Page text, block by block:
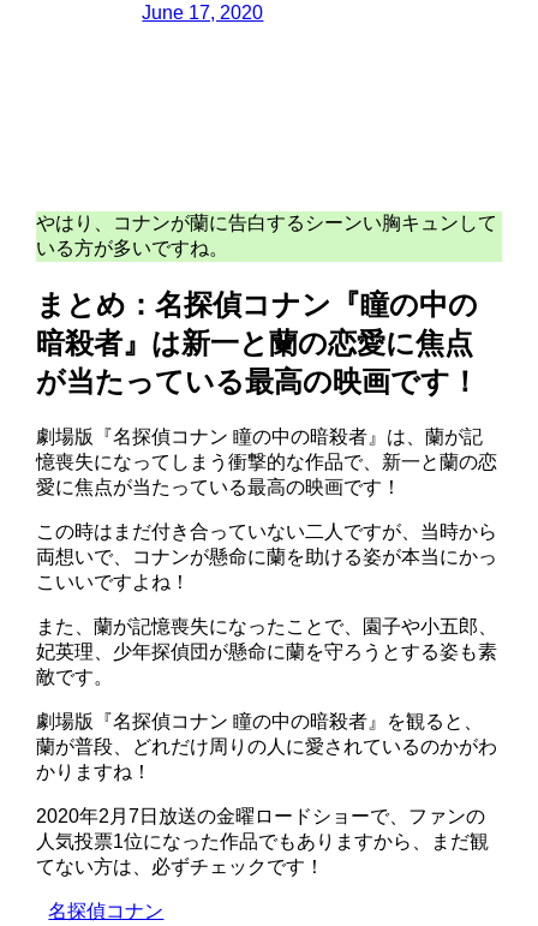
June 17, 2020
やはり、コナンが蘭に告白するシーンい胸キュンして
いる方が多いですね。
まとめ：名探偵コナン『瞳の中の
暗殺者』は新一と蘭の恋愛に焦点
が当たっている最高の映画です！
劇場版『名探偵コナン 瞳の中の暗殺者』は、蘭が記
憶喪失になってしまう衝撃的な作品で、新一と蘭の恋
愛に焦点が当たっている最高の映画です！
この時はまだ付き合っていない二人ですが、当時から
両想いで、コナンが懸命に蘭を助ける姿が本当にかっ
こいいですよね！
また、蘭が記憶喪失になったことで、園子や小五郎、
妃英理、少年探偵団が懸命に蘭を守ろうとする姿も素
敵です。
劇場版『名探偵コナン 瞳の中の暗殺者』を観ると、
蘭が普段、どれだけ周りの人に愛されているのかがわ
かりますね！
2020年2月7日放送の金曜ロードショーで、ファンの
人気投票1位になった作品でもありますから、まだ観
てない方は、必ずチェックです！
名探偵コナン